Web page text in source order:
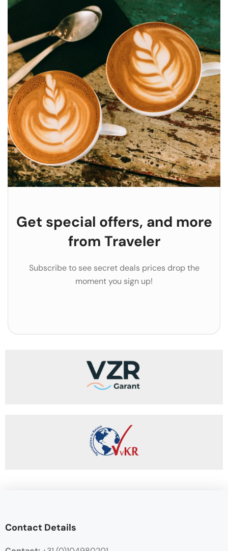
Get special offers, and more
from Traveler
Subscribe to see secret deals prices drop the
moment you sign up!
Contact Details